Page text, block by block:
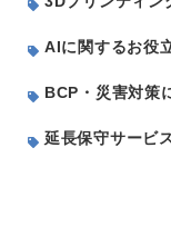
AIに関するお役
BCP・災害対策
延長保守サービ